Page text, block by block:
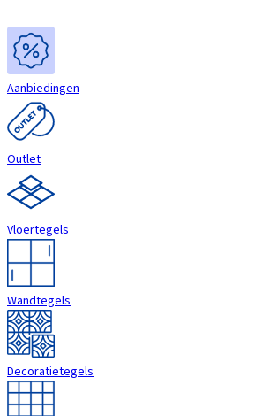
Aanbiedingen
Outlet
Vloertegels
Wandtegels
Decoratietegels